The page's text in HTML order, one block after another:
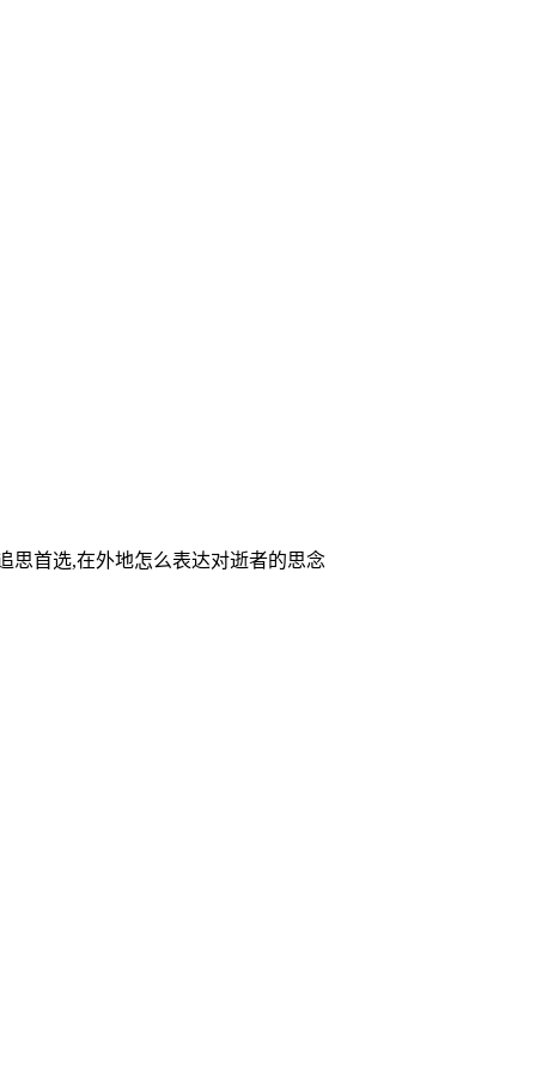
思首选,在外地怎么表达对逝者的思念